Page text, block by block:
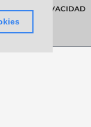
DE PRIVACIDAD